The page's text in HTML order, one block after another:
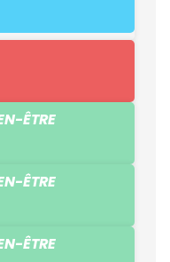
ÊTRE
ÊTRE
ÊTRE